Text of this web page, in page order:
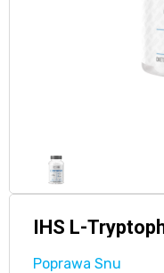
IHS L-
Poprawa Snu